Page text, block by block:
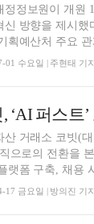
정정보원이 개원
신 방향을 제시했
획예산처 주요 관
01 수요일 | 주현태 기
‘AI 퍼스트
산 거래소 코빗(
으로의 전환을
랫폼 구축, 채용
17 금요일 | 방의진 기